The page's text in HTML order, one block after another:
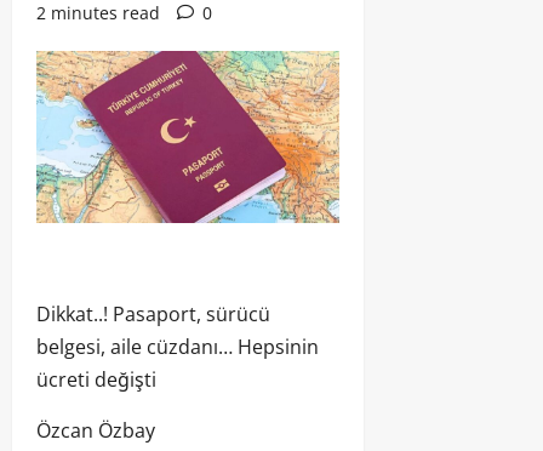
2 minutes read
0
Dikkat..! Pasaport, sürücü
belgesi, aile cüzdanı… Hepsinin
ücreti değişti
Özcan Özbay